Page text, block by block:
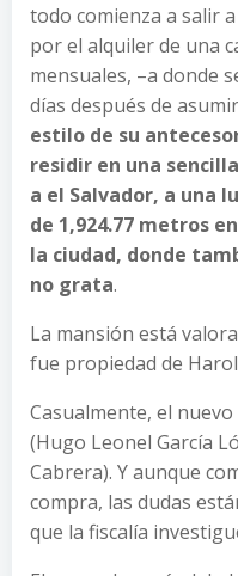
todo comienza a salir
por el alquiler de una
mensuales, –a donde
días después de
estilo de su
residir en una
a el Salvador, a una
de 1,924.77 metros
la ciudad, donde
no grata.
La mansión está
fue propiedad de
Casualmente, el
(Hugo Leonel García
Cabrera). Y aunque
compra, las dudas
que la fiscalía